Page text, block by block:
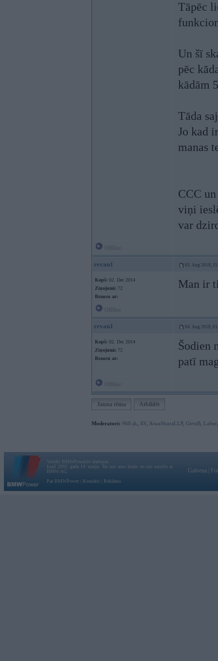
Tāpēc
Un šī
pēc
kādām
Tāda
Jo kad
manas
CCC
viņi
var
revan1 03. Aug 2018,
Kopš: 02. Dec 2014
Ziņojumi: 72
Braucu ar:
Man ir
revan1 04. Aug 2018,
Kopš: 02. Dec 2014
Ziņojumi: 72
Braucu ar:
Šodien
patī
Jauna tēma Atbildēt
Moderatori: 968-jk AV AiwaShuraLLP, GirtzB Lafter
Vortāls BMWPower.lv darbojas
kopš 2002. gada 14. maija. Tas nav auto klubs un nav saistīts ar
BMW AG.
Par BMWPower
Kontakti Reklāma
Galvena